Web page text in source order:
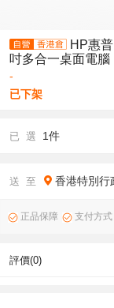
HP惠
吋多合一桌面電腦
-
已下架
已 選 1件
送 至 香港特別行
正品保障 支付方式
評價(0)